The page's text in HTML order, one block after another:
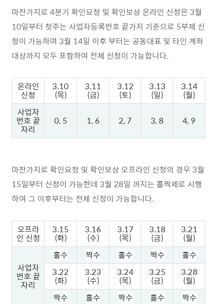
마찬가지로 4분기 확인요청 및 확인보상 온라인 신청은 3월
10일부터 첫주는 사업자등록번호 끝가지 기준으로 5부제 신
청이 가능하며 3월 14일 이후 부터는 공동대표 및 타인 계좌
대상까지 모두 포함하여 전체 신청이 가능합니다.
온라인
신청
3.10
(목)
3.11
(금)
3.12
(토)
3.13
(일)
3.14
(월)
사업자
번호 끝
자리
0, 5 1, 6 2, 7 3, 8 4, 9
마찬가지로 확인요청 및 확인보상 오프라인 신청의 경우 3월
15일부터 신청이 가능한데 3월 28일 까지는 홀짝제로 시행
하여 그 이후부터는 전체 신청이 가능합니다.
오프라
인 신청
3.15
(화)
3.16
(수)
3.17
(목)
3.18
(금)
3.21
(월)
사업자
번호 끝
자리
홀수 짝수 홀수 짝수
홀수
3.22
(화)
3.23
(수)
3.24
(목)
3.25
(금)
3.28
(월)
짝수
홀수 짝수 홀수 짝수